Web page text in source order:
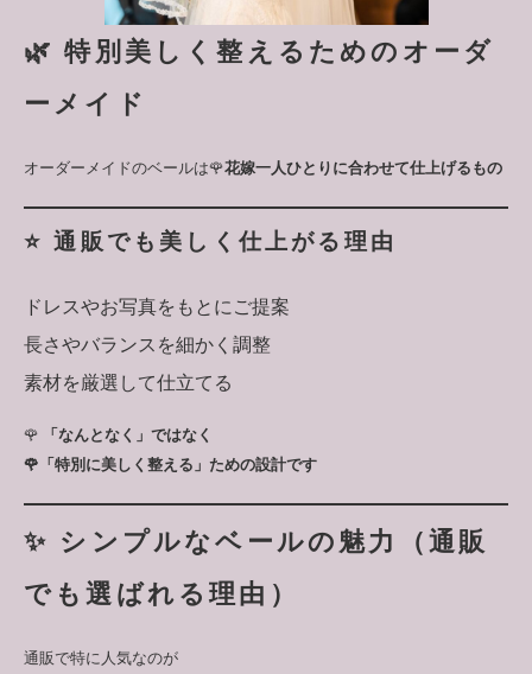
🌿 特別美しく整えるためのオーダ
ーメイド
オーダーメイドのベールは🌹花嫁一人ひとりに合わせて仕上げるもの
⭐️ 通販でも美しく仕上がる理由
ドレスやお写真をもとにご提案
長さやバランスを細かく調整
素材を厳選して仕立てる
🌹
「なんとなく」ではなく
🌹「特別に美しく整える」ための設計です
✨ シンプルなベールの魅力（通販
でも選ばれる理由）
通販で特に人気なのが